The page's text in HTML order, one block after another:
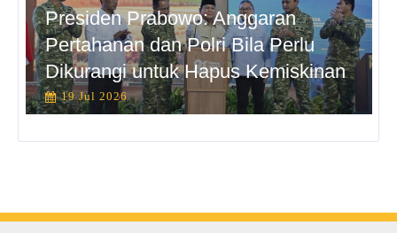
Presiden Prabowo: Anggaran
Pertahanan dan Polri Bila Perlu
Dikurangi untuk Hapus Kemiskinan
19 Jul 2026